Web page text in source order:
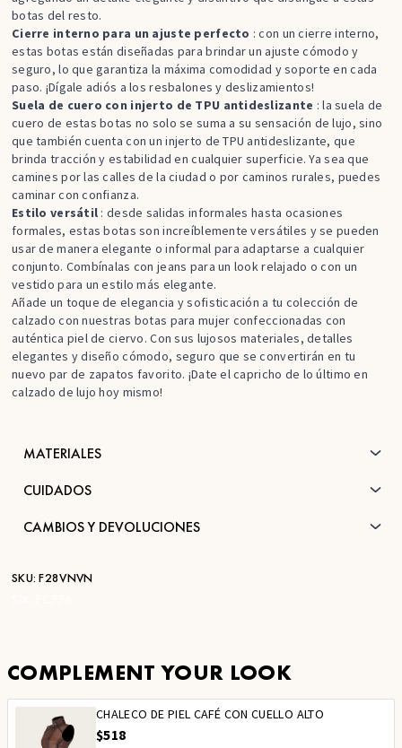
botas del resto.
Cierre interno para un ajuste perfecto : con un cierre interno,
estas botas están diseñadas para brindar un ajuste cómodo y
seguro, lo que garantiza la máxima comodidad y soporte en cada
paso. ¡Dígale adiós a los resbalones y deslizamientos!
Suela de cuero con injerto de TPU antideslizante : la suela de
cuero de estas botas no solo se suma a su sensación de lujo, sino
que también cuenta con un injerto de TPU antideslizante, que
brinda tracción y estabilidad en cualquier superficie. Ya sea que
camines por las calles de la ciudad o por caminos rurales, puedes
caminar con confianza.
Estilo versátil : desde salidas informales hasta ocasiones
formales, estas botas son increíblemente versátiles y se pueden
usar de manera elegante o informal para adaptarse a cualquier
conjunto. Combínalas con jeans para un look relajado o con un
vestido para un estilo más elegante.
Añade un toque de elegancia y sofisticación a tu colección de
calzado con nuestras botas para mujer confeccionadas con
auténtica piel de ciervo. Con sus lujosos materiales, detalles
elegantes y diseño cómodo, seguro que se convertirán en tu
nuevo par de zapatos favorito. ¡Date el capricho de lo último en
calzado de lujo hoy mismo!
MATERIALES
CUIDADOS
CAMBIOS Y DEVOLUCIONES
SKU: F28VNVN
COMPLEMENT YOUR LOOK
CHALECO DE PIEL CAFÉ CON CUELLO ALTO
$518